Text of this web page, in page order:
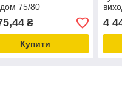
75/80
₴
Купити
4